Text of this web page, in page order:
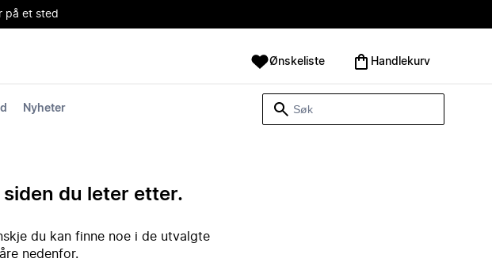
på et sted
Nyheter
Ønskeliste Handlekurv
du leter etter.
du kan finne noe i de utvalgte
nedenfor.